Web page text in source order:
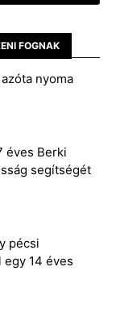
FOGNAK
nyoma
éves Berki
segítségét
pécsi
14 éves